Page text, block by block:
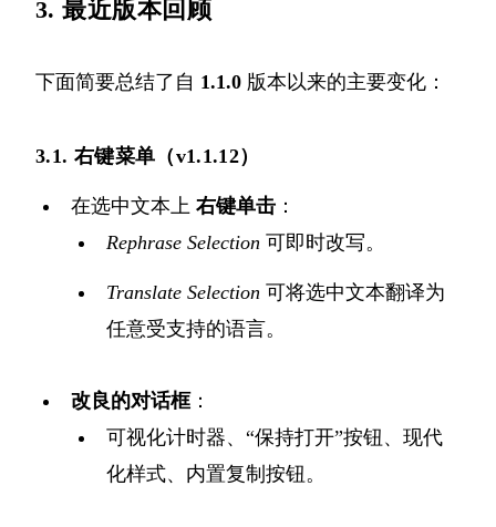
3. 最近版本回顾
下面简要总结了自 1.1.0 版本以来的主要变化：
3.1. 右键菜单（v1.1.12）
在选中文本上 右键单击 ：
Rephrase Selection 可即时改写。
Translate Selection 可将选中文本翻译为
任意受支持的语言。
改良的对话框：
可视化计时器、“保持打开”按钮、现代
化样式、内置复制按钮。